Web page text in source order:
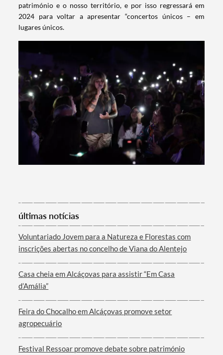
Termo de Pesquisa
Filtros
património e o nosso território, e por isso regressará em
2024 para voltar a apresentar “concertos únicos – em
lugares únicos.
últimas notícias
Voluntariado Jovem para a Natureza e Florestas com
inscrições abertas no concelho de Viana do Alentejo
Casa cheia em Alcáçovas para assistir “Em Casa
d’Amália”
Feira do Chocalho em Alcáçovas promove setor
agropecuário
Festival Ressoar promove debate sobre património